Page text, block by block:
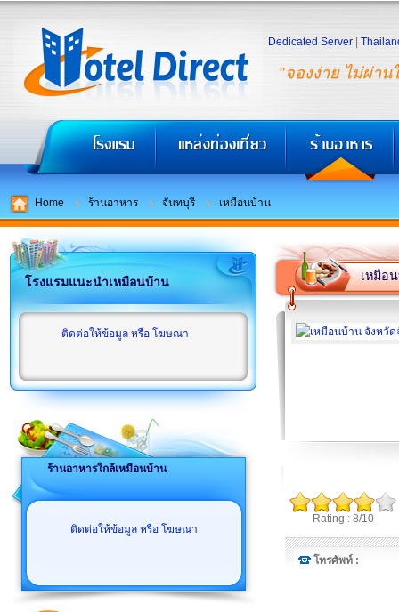
"จองง่าย ไม่ผ่าน
Dedicated Server
Home ร้านอาหาร จันทบุรี เหมือนบ้าน
โรงแรมแนะนำเหมือนบ้าน
ติดต่อให้ข้อมูล หรือ โฆษณา
ร้านอาหารใกล้เหมือนบ้าน
ติดต่อให้ข้อมูล หรือ โฆษณา
เหมือ
Rating : 8/10
โทรศัพท์ :